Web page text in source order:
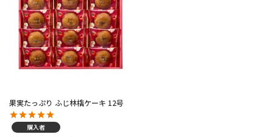
果実たっぷり ふじ林檎ケーキ 12号
購入者